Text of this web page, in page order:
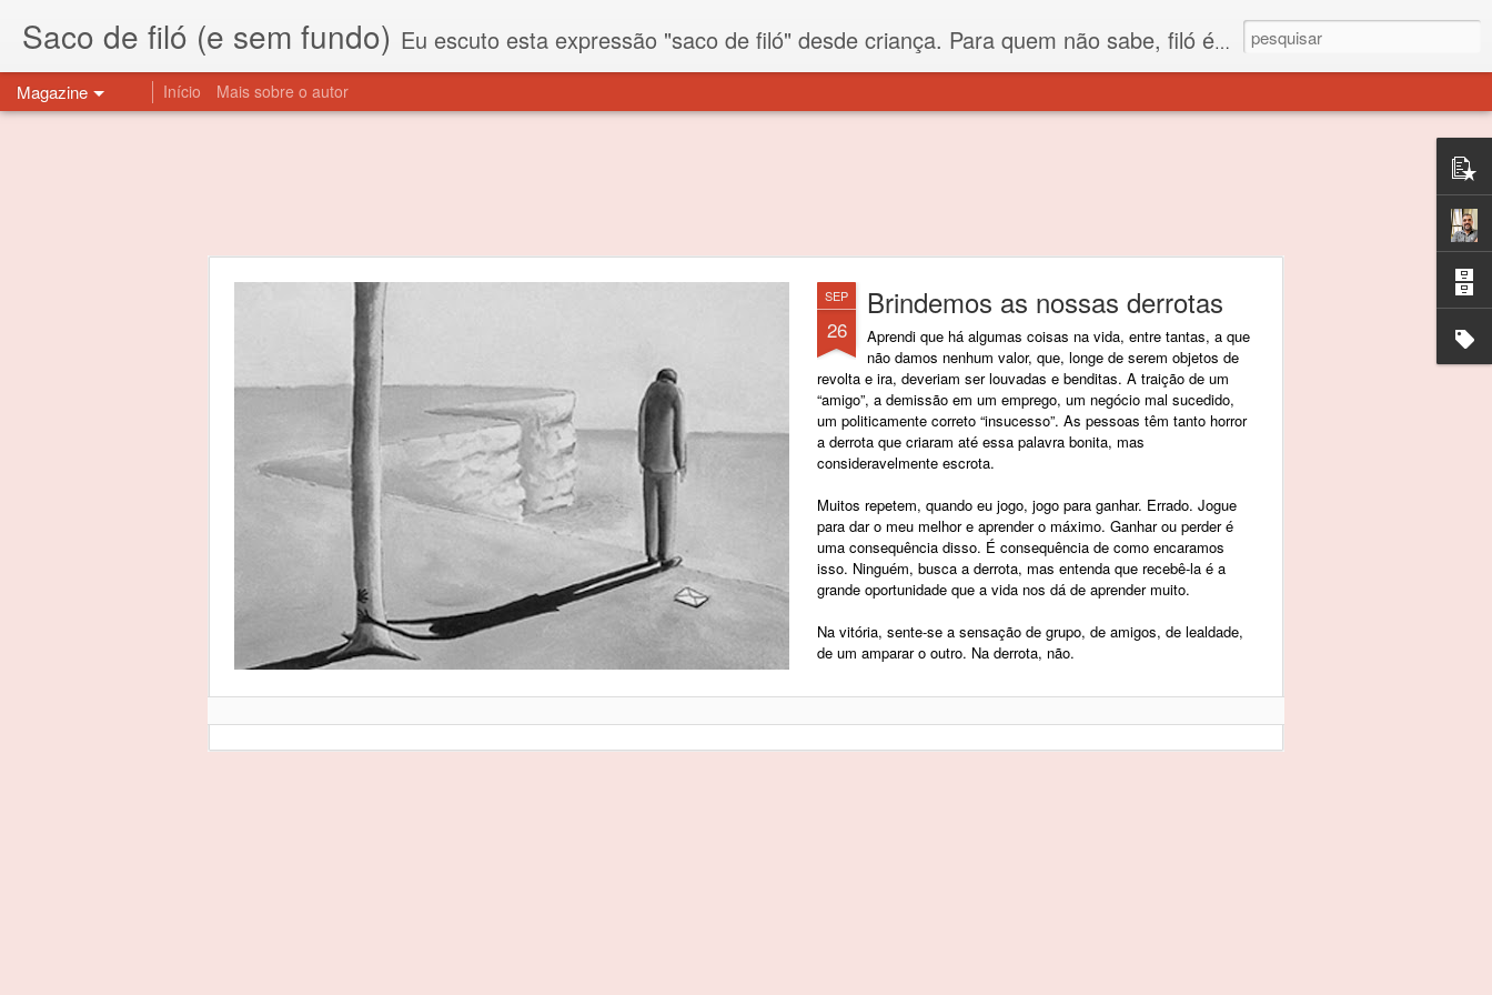
Saco de filó (e sem fundo) Eu escuto esta expressão "saco de filó" desde criança. Para quem não sabe, filó é um tecido todo furadinho e permite que um saco feito com ele, mesmo que muito exposto ao ar soprado para dentro, nunca vai se encher. Aí está o propósito deste nome... Para viver em sociedade tem que ter saco de filó.
Magazine Início Mais sobre o autor
SEP
26
Brindemos as nossas derrotas
Aprendi que há algumas coisas na vida, entre tantas, a que
não damos nenhum valor, que, longe de serem objetos de
revolta e ira, deveriam ser louvadas e benditas. A traição de um
“amigo”, a demissão em um emprego, um negócio mal sucedido,
um politicamente correto “insucesso”. As pessoas têm tanto horror
a derrota que criaram até essa palavra bonita, mas
consideravelmente escrota.
Muitos repetem, quando eu jogo, jogo para ganhar. Errado. Jogue
para dar o meu melhor e aprender o máximo. Ganhar ou perder é
uma consequência disso. É consequência de como encaramos
isso. Ninguém, busca a derrota, mas entenda que recebê-la é a
grande oportunidade que a vida nos dá de aprender muito.
Na vitória, sente-se a sensação de grupo, de amigos, de lealdade,
de um amparar o outro. Na derrota, não.